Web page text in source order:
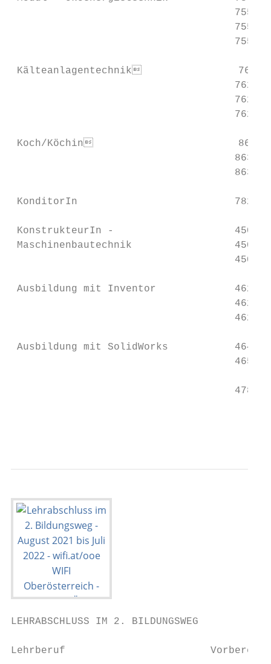
Kälteanlagentechnik                7625P
Koch/Köchin
KonditorIn
KonstrukteurIn -                    4500P
Maschinenbautechnik                 4501P
Ausbildung mit Inventor             4621P
4622P
Ausbildung mit SolidWorks           4649P
4650P
LEHRABSCHLUSS IM 2.
Lehrberuf